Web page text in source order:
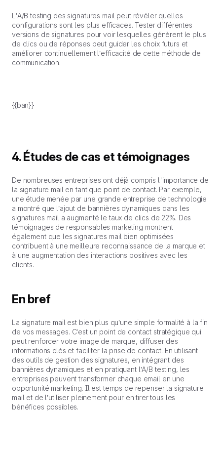
L’A/B testing des signatures mail peut révéler quelles
configurations sont les plus efficaces. Tester différentes
versions de signatures pour voir lesquelles génèrent le plus
de clics ou de réponses peut guider les choix futurs et
améliorer continuellement l’efficacité de cette méthode de
communication.
{{ban}}
4. Études de cas et témoignages
De nombreuses entreprises ont déjà compris l'importance de
la signature mail en tant que point de contact. Par exemple,
une étude menée par une grande entreprise de technologie
a montré que l’ajout de bannières dynamiques dans les
signatures mail a augmenté le taux de clics de 22%. Des
témoignages de responsables marketing montrent
également que les signatures mail bien optimisées
contribuent à une meilleure reconnaissance de la marque et
à une augmentation des interactions positives avec les
clients.
En bref
La signature mail est bien plus qu’une simple formalité à la fin
de vos messages. C’est un point de contact stratégique qui
peut renforcer votre image de marque, diffuser des
informations clés et faciliter la prise de contact. En utilisant
des outils de gestion des signatures, en intégrant des
bannières dynamiques et en pratiquant l’A/B testing, les
entreprises peuvent transformer chaque email en une
opportunité marketing. Il est temps de repenser la signature
mail et de l’utiliser pleinement pour en tirer tous les
bénéfices possibles.